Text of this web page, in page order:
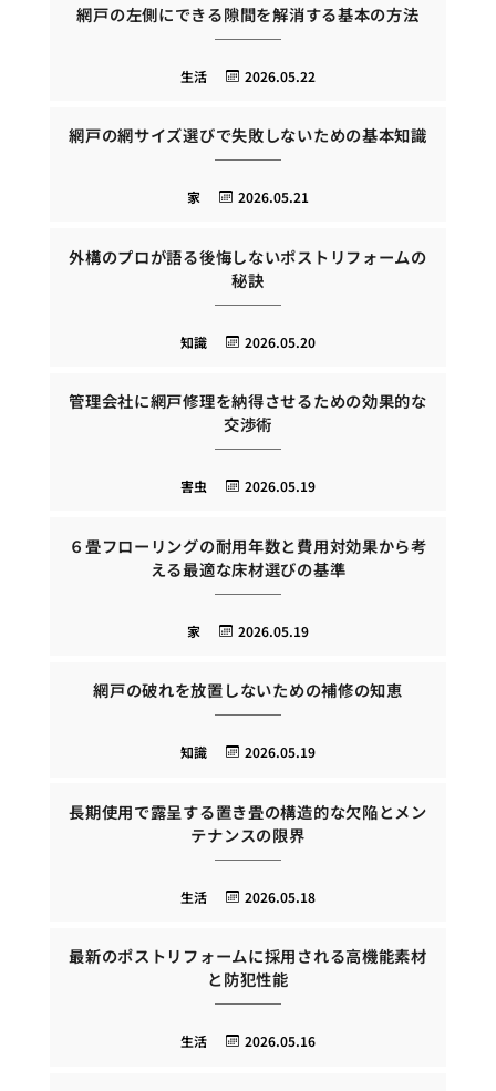
網戸の左側にできる隙間を解消する基本の方法
2026.05.22
生活
網戸の網サイズ選びで失敗しないための基本知識
2026.05.21
家
外構のプロが語る後悔しないポストリフォームの
秘訣
2026.05.20
知識
管理会社に網戸修理を納得させるための効果的な
交渉術
2026.05.19
害虫
６畳フローリングの耐用年数と費用対効果から考
える最適な床材選びの基準
2026.05.19
家
網戸の破れを放置しないための補修の知恵
2026.05.19
知識
長期使用で露呈する置き畳の構造的な欠陥とメン
テナンスの限界
2026.05.18
生活
最新のポストリフォームに採用される高機能素材
と防犯性能
2026.05.16
生活